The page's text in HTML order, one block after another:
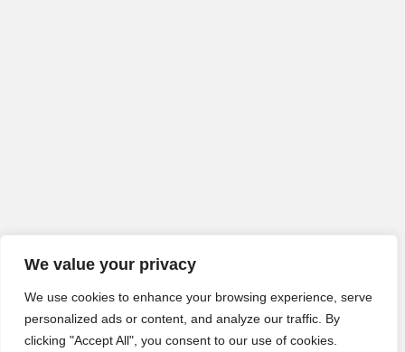
We value your privacy
We use cookies to enhance your browsing experience, serve
personalized ads or content, and analyze our traffic. By
clicking "Accept All", you consent to our use of cookies.